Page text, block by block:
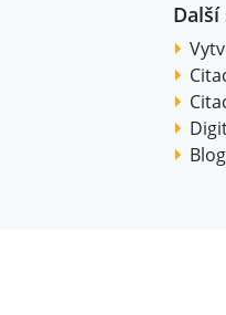
Další
Blog